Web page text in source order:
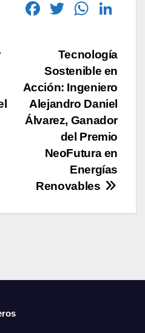
F
e
b
o
o
k
T
tt
er
W
at
s
A
p
p
k
e
dI
n
Tecnología
Sostenible en
Acción: Ingeniero
Alejandro Daniel
Álvarez, Ganador
del Premio
NeoFutura en
Energías
Renovables